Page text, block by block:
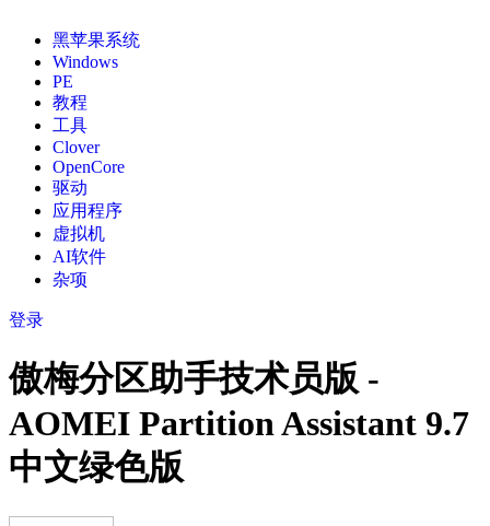
黑苹果系统
Windows
PE
教程
工具
Clover
OpenCore
驱动
应用程序
虚拟机
AI软件
杂项
登录
傲梅分区助手技术员版 -
AOMEI Partition Assistant 9.7
中文绿色版